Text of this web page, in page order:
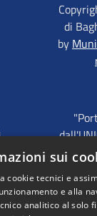
di
by
sui
cookie tecnici e
e alla
analitico al solo